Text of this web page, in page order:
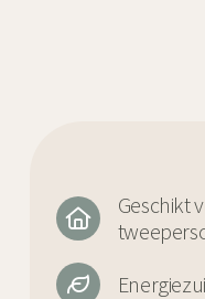
Geschikt